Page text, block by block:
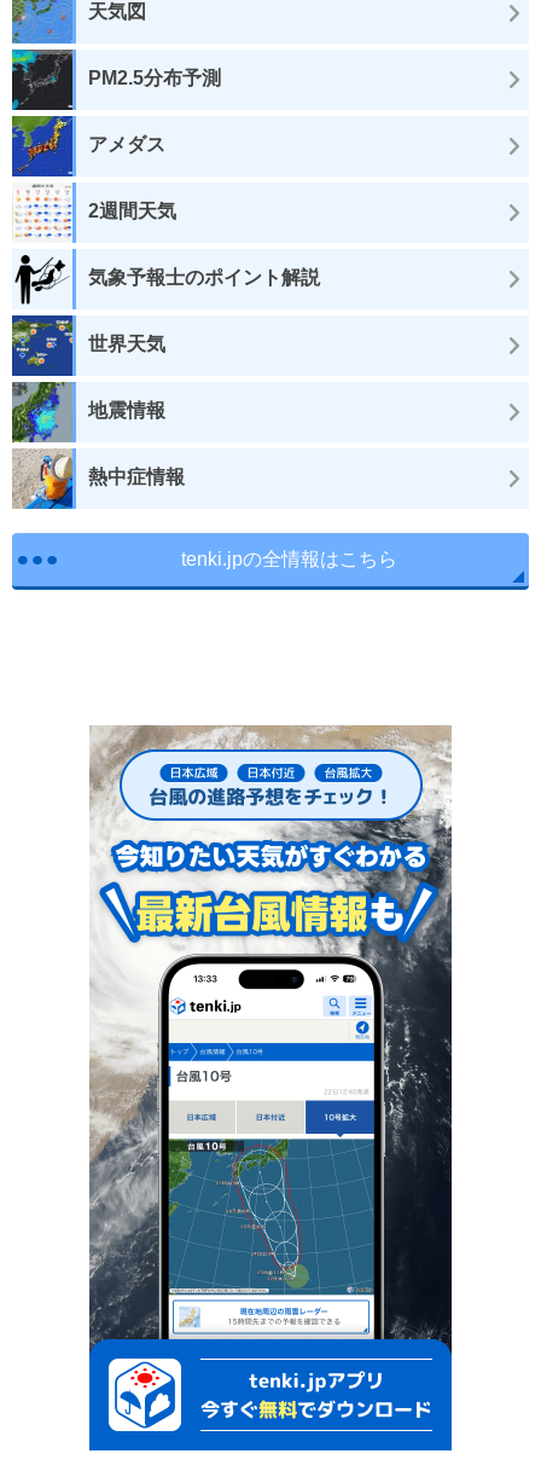
天気図
PM2.5分布予測
アメダス
2週間天気
気象予報士のポイント解説
世界天気
地震情報
熱中症情報
tenki.jpの全情報はこちら